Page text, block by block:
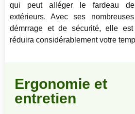
qui peut alléger le fardeau de
extérieurs. Avec ses
démrrage et de sécurité, elle
réduira considérablement votre
Ergonomie et
entretien